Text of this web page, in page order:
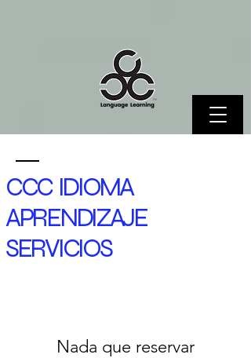
CCC IDIOMA
APRENDIZAJE
SERVICIOS
Nada que reservar